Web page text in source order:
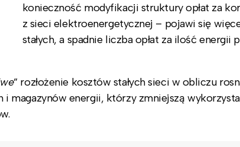
konieczność modyfikacji struktury opłat za
z sieci elektroenergetycznej – pojawi się
stałych, a spadnie liczba opłat za ilość energii
” rozłożenie kosztów stałych sieci w obliczu
magazynów energii, którzy zmniejszą